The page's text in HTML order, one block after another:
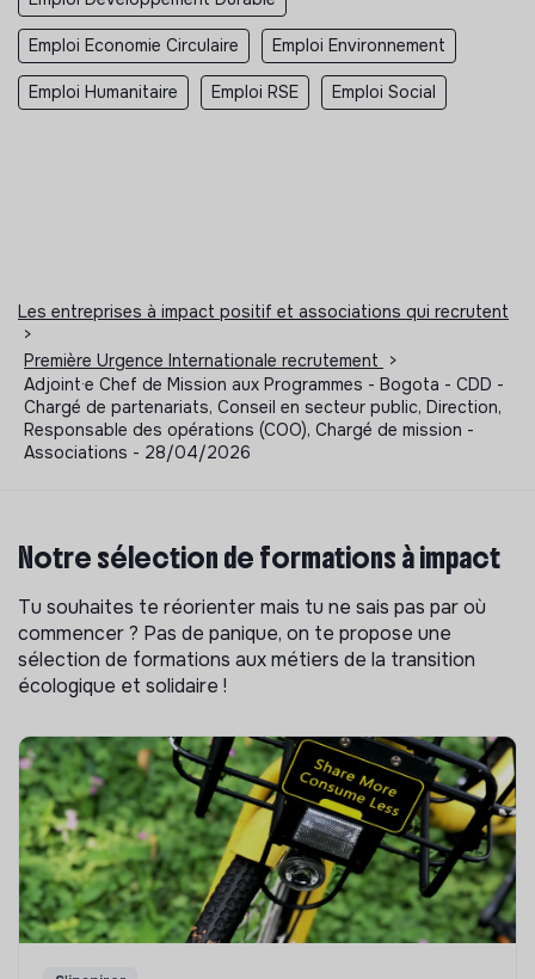
Emploi Economie Circulaire Emploi Environnement
Emploi Humanitaire Emploi RSE Emploi Social
Les entreprises à impact positif et associations qui recrutent
>
Première Urgence Internationale recrutement
>
Adjoint·e Chef de Mission aux Programmes - Bogota - CDD -
Chargé de partenariats, Conseil en secteur public, Direction,
Responsable des opérations (COO), Chargé de mission -
Associations - 28/04/2026
Notre sélection de formations à impact
Tu souhaites te réorienter mais tu ne sais pas par où
commencer ? Pas de panique, on te propose une
sélection de formations aux métiers de la transition
écologique et solidaire !